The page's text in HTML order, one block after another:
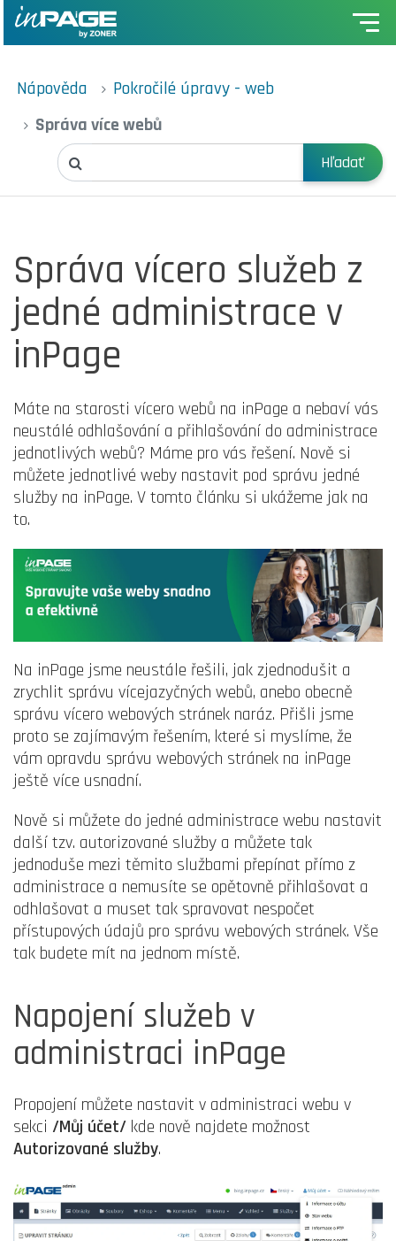
Nápověda
Pokročilé úpravy - web
Správa více webů
Hľadať
Správa vícero služeb z
jedné administrace v
inPage
Máte na starosti vícero webů na inPage a nebaví vás
neustálé odhlašování a přihlašování do administrace
jednotlivých webů? Máme pro vás řešení. Nově si
můžete jednotlivé weby nastavit pod správu jedné
služby na inPage. V tomto článku si ukážeme jak na
to.
Na inPage jsme neustále řešili, jak zjednodušit a
zrychlit správu vícejazyčných webů, anebo obecně
správu vícero webových stránek naráz. Přišli jsme
proto se zajímavým řešením, které si myslíme, že
vám opravdu správu webových stránek na inPage
ještě více usnadní.
Nově si můžete do jedné administrace webu nastavit
další tzv. autorizované služby a můžete tak
jednoduše mezi těmito službami přepínat přímo z
administrace a nemusíte se opětovně přihlašovat a
odhlašovat a muset tak spravovat nespočet
přístupových údajů pro správu webových stránek. Vše
tak budete mít na jednom místě.
Napojení služeb v
administraci inPage
Propojení můžete nastavit v administraci webu v
sekci /Můj účet/ kde nově najdete možnost
Autorizované služby.